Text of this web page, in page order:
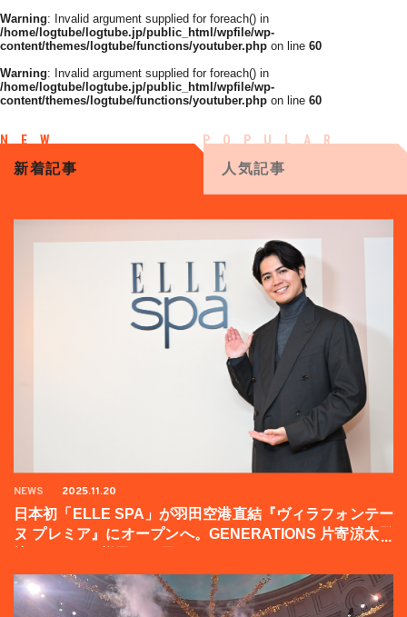
Warning: Invalid argument supplied for foreach() in
/home/logtube/logtube.jp/public_html/wpfile/wp-
content/themes/logtube/functions/youtuber.php on line 60
Warning: Invalid argument supplied for foreach() in
/home/logtube/logtube.jp/public_html/wpfile/wp-
content/themes/logtube/functions/youtuber.php on line 60
新着記事 人気記事
NEWS 2025.11.20
日本初「ELLE SPA」が羽田空港直結『ヴィラフォンテー
ヌ プレミア』にオープンへ。GENERATIONS 片寄涼太登